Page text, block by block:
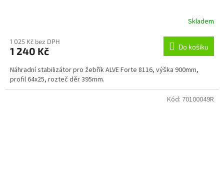
Skladem
1 025 Kč bez DPH
1 240 Kč Do košíku
Náhradní stabilizátor pro žebřík ALVE Forte 8116, výška 900mm,
profil 64x25, rozteč děr 395mm.
Kód: 70100049R